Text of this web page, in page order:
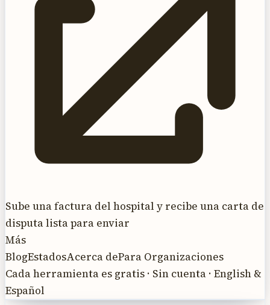
Sube una factura del hospital y recibe una carta de
disputa lista para enviar
Más
BlogEstadosAcerca dePara Organizaciones
Cada herramienta es gratis · Sin cuenta · English &
Español